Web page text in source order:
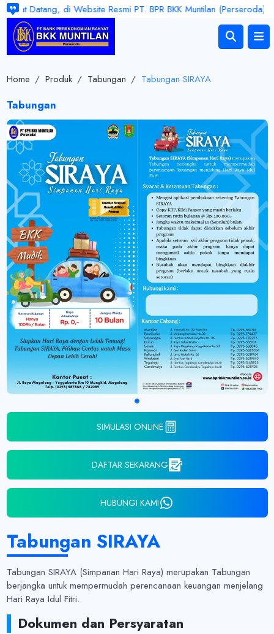
Datang, di Website Resmi PT. BPR BKK Muntilan (Perseroda).
Tabungan
Home / Produk / Tabungan / Tabungan SIRAYA
SIMULASI ONLINE
DAFTAR SEKARANG
HUBUNGI KAMI
Tabungan SIRAYA
Tabungan SIRAYA (Simpanan Hari Raya) merupakan Tabungan
berjangka untuk mempermudah perencanaan keuangan menjelang
Hari Raya Idul Fitri.
Dokumen dan Persyaratan